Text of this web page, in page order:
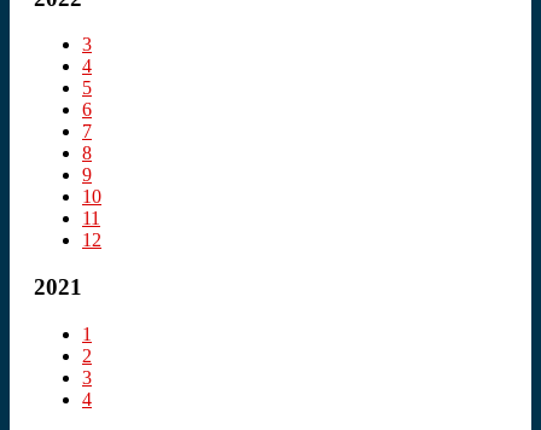
3
4
5
6
7
8
9
10
11
12
2021
1
2
3
4